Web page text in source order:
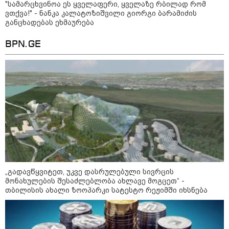
"24 იანვრის ღამეს თამარ
ნავროზაშვილის ძმა მიგზავნის
მესიჯს... მე ვერ ვნახე, რადგან
დედა "სქრინს" აქვეყნებს
კატეგორიის ყველა სიახლე
მკითხველის რჩევით
"სა­მარ­ცხვი­ნოა ეს ყვე­ლა­ფე­რი, ყვე­ლა­ზე რბი­ლად რომ
ვთქვა!" - ნანკა კალატოზიშვილი გიორგი ბარამიძის
განცხადებას ეხმაურება
BPN.GE
„გადავწყვიტეთ, უკვე დასრულებული სივრცის
მონახულების შესაძლებლობა ახლავე მოგცეთ“ -
თბილისის ახალი ზოოპარკი სატესტო რეჟიმში იხსნება